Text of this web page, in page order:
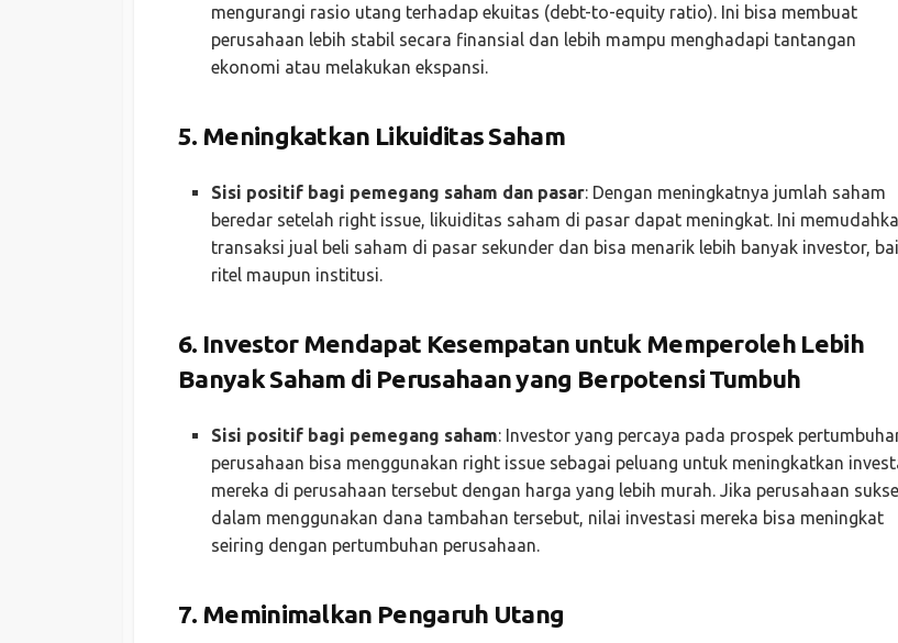
mengurangi rasio utang terhadap ekuitas (debt-to-equity ratio). Ini bisa membuat
perusahaan lebih stabil secara finansial dan lebih mampu menghadapi tantangan
ekonomi atau melakukan ekspansi.
5. Meningkatkan Likuiditas Saham
Sisi positif bagi pemegang saham dan pasar: Dengan meningkatnya jumlah saham
beredar setelah right issue, likuiditas saham di pasar dapat meningkat. Ini
transaksi jual beli saham di pasar sekunder dan bisa menarik lebih banyak investor,
ritel maupun institusi.
6. Investor Mendapat Kesempatan untuk Memperoleh Lebih
Banyak Saham di Perusahaan yang Berpotensi Tumbuh
Sisi positif bagi pemegang saham: Investor yang percaya pada prospek
perusahaan bisa menggunakan right issue sebagai peluang untuk meningkatkan
mereka di perusahaan tersebut dengan harga yang lebih murah. Jika perusahaan
dalam menggunakan dana tambahan tersebut, nilai investasi mereka bisa meningkat
seiring dengan pertumbuhan perusahaan.
7. Meminimalkan Pengaruh Utang